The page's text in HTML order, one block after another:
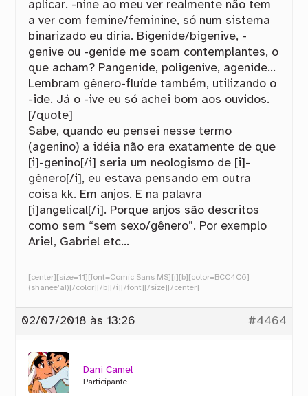
aplicar. -nine ao meu ver realmente não tem
a ver com femine/feminine, só num sistema
binarizado eu diria. Bigenide/bigenive, -
genive ou -genide me soam contemplantes, o
que acham? Pangenide, poligenive, agenide…
Lembram gênero-fluíde também, utilizando o
-ide. Já o -ive eu só achei bom aos ouvidos.
[/quote]
Sabe, quando eu pensei nesse termo
(agenino) a idéia não era exatamente de que
[i]-genino[/i] seria um neologismo de [i]-
gênero[/i], eu estava pensando em outra
coisa kk. Em anjos. E na palavra
[i]angelical[/i]. Porque anjos são descritos
como sem “sem sexo/gênero”. Por exemplo
Ariel, Gabriel etc…
[center][size=11][font=Comic Sans MS][i][b][color=BCC4C6]
(shanee’a!)[/color][/b][/i][/font][/size][/center]
02/07/2018 às 13:26 #4464
Dani Camel
Participante